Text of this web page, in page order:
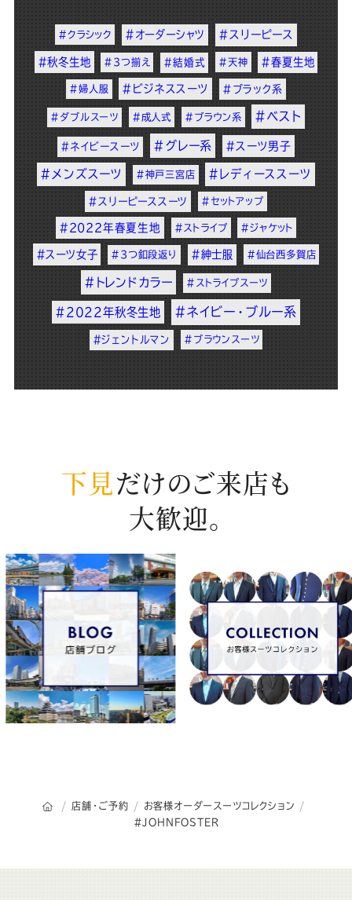
#クラシック #オーダーシャツ #スリーピース
#秋冬生地 #3つ揃え #結婚式 #天神 #春夏生地
#婦人服 #ビジネススーツ #ブラック系
#ダブルスーツ #成人式 #ブラウン系 #ベスト
#ネイビースーツ #グレー系 #スーツ男子
#メンズスーツ #神戸三宮店 #レディーススーツ
#スリーピーススーツ #セットアップ
#2022年春夏生地 #ストライプ #ジャケット
#スーツ女子 #3つ釦段返り #紳士服 #仙台西多賀店
#トレンドカラー #ストライプスーツ
#2022年秋冬生地 #ネイビー・ブルー系
#ジェントルマン #ブラウンスーツ
下見だけのご来店も
大歓迎。
オーダースーツSADAのトップページ
店舗・ご予約
お客様オーダースーツコレクション
JOHNFOSTER